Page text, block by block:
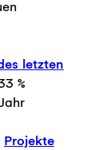
letzten
%
Projekte